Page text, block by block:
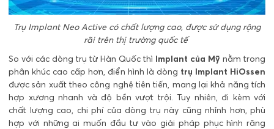
Trụ Implant Neo Active có chất lượng cao, được sử dụng rộng
rãi trên thị trường quốc tế
So với các dòng trụ từ Hàn Quốc thì Implant của Mỹ nằm trong
phân khúc cao cấp hơn, điển hình là dòng trụ Implant HiOssen
được sản xuất theo công nghệ tiên tiến, mang lại khả năng tích
hợp xương nhanh và độ bền vượt trội. Tuy nhiên, đi kèm với
chất lượng cao, chi phí của dòng trụ này cũng nhỉnh hơn, phù
hợp với những ai muốn đầu tư vào giải pháp phục hình răng